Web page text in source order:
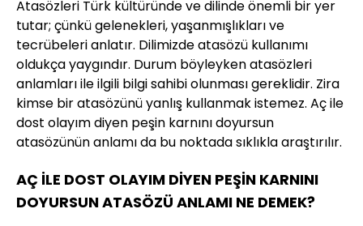
Atasözleri Türk kültüründe ve dilinde önemli bir yer
tutar; çünkü gelenekleri, yaşanmışlıkları ve
tecrübeleri anlatır. Dilimizde atasözü kullanımı
oldukça yaygındır. Durum böyleyken atasözleri
anlamları ile ilgili bilgi sahibi olunması gereklidir. Zira
kimse bir atasözünü yanlış kullanmak istemez. Aç ile
dost olayım diyen peşin karnını doyursun
atasözünün anlamı da bu noktada sıklıkla araştırılır.
AÇ İLE DOST OLAYIM DİYEN PEŞİN KARNINI
DOYURSUN ATASÖZÜ ANLAMI NE DEMEK?